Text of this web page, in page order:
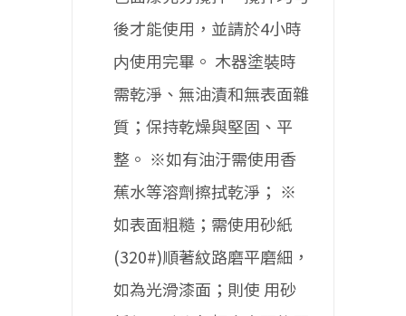
後才能使用，並請於4小時
内使用完畢。 木器塗裝時
需乾淨、無油漬和無表面雜
質；保持乾燥與堅固、平
整。 ※如有油汙需使用香
蕉水等溶劑擦拭乾淨； ※
如表面粗糙；需使用砂紙
(320#)順著紋路磨平磨細，
如為光滑漆面；則使 用砂